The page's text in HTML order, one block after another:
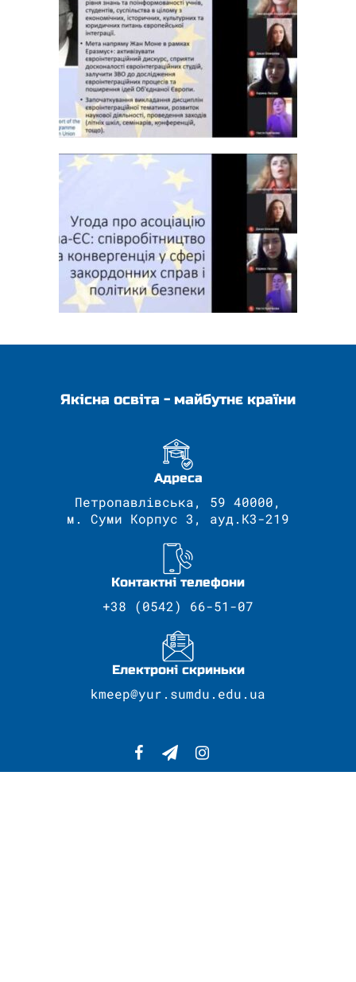
Якісна освіта - майбутнє країни
Адреса
Петропавлівська, 59 40000,
м. Суми Корпус 3, ауд.К3-219
Контактні телефони
+38 (0542) 66-51-07
Електроні скриньки
kmeep@yur.sumdu.edu.ua